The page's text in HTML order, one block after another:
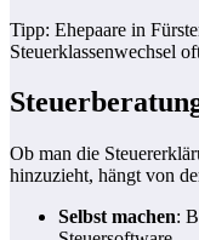
Tipp: Ehepaare in
Steuerklassenwechsel
Ob man die
hinzuzieht, hängt von
Selbst machen: